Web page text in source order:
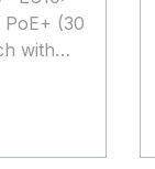
PoE+ (30
with
-